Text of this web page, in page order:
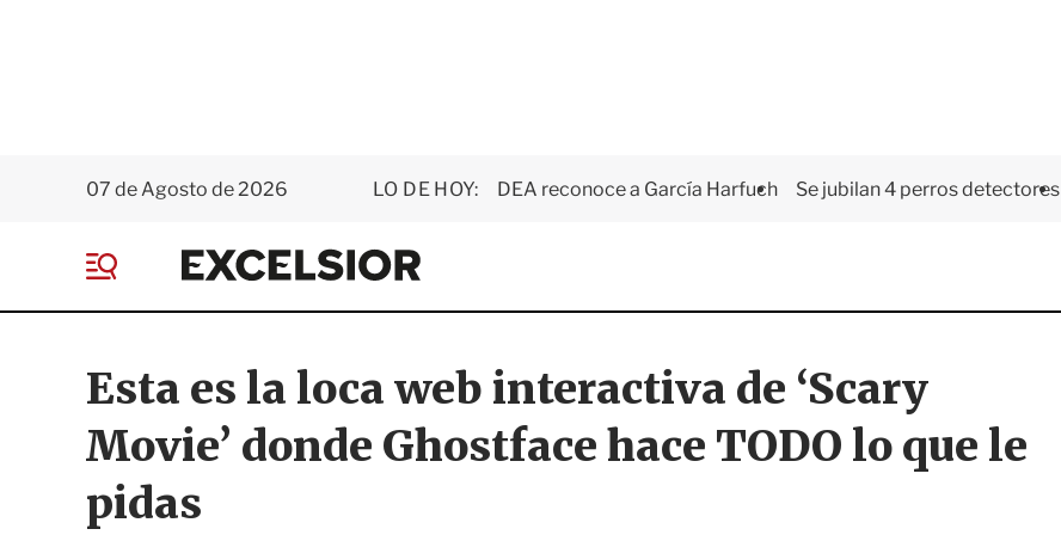
07 de Agosto de 2026 LO DE HOY: DEA reconoce a García Harfuch Se jubilan 4 perros detectores
E
x
e
i
o
r
e
Esta es la loca web interactiva de ‘Scary
Movie’ donde Ghostface hace TODO lo que le
pidas